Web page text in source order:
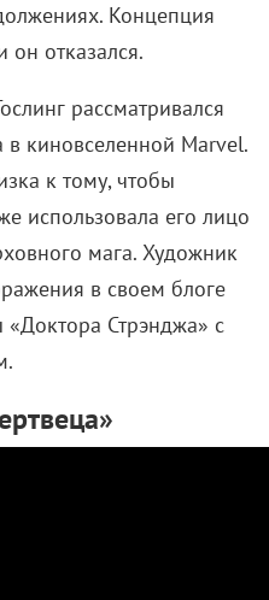
Концепция
он отказался.
рассматривался
киновселенной Marvel.
к тому, чтобы
использовала его лицо
мага. Художник
в своем блоге
Стрэнджа» с